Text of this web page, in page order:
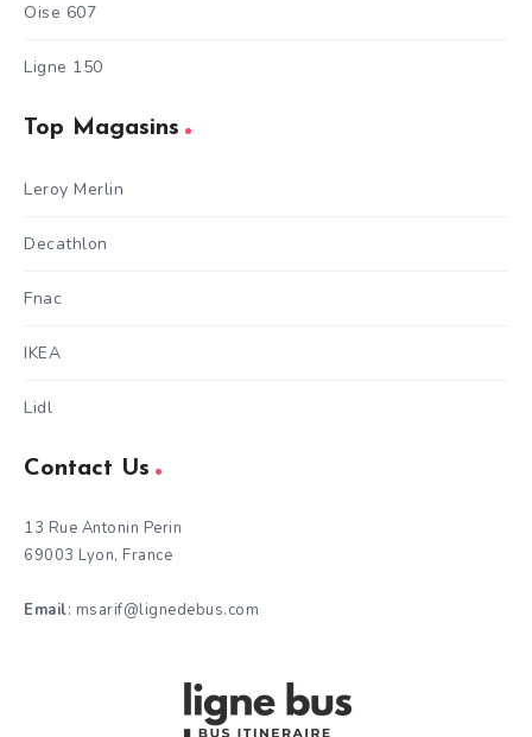
Oise 607
Ligne 150
Top Magasins
Leroy Merlin
Decathlon
Fnac
IKEA
Lidl
Contact Us
13 Rue Antonin Perin
69003 Lyon, France
Email: msarif@lignedebus.com